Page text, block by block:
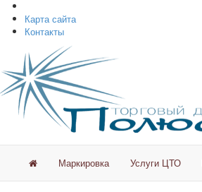
Карта сайта
Контакты
Маркировка Услуги ЦТО